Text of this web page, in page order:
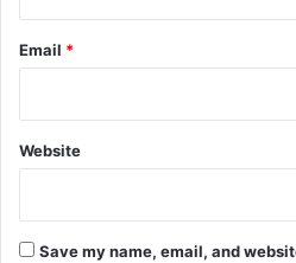
Email *
Website
Save my name, email, and